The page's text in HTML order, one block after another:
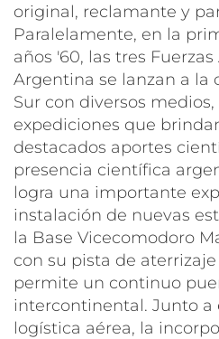
original, reclamante y
Paralelamente, en la
años '60, las tres
Argentina se lanzan a la
Sur con diversos
expediciones que
destacados aportes
presencia científica
logra una importante
instalación de nuevas
la Base Vicecomodoro
con su pista de
permite un continuo
intercontinental. Junto a
logística aérea, la